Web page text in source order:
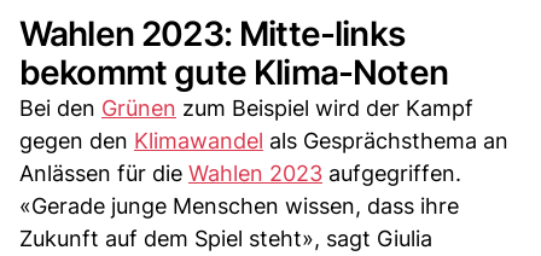
Wahlen 2023: Mitte-links
bekommt gute Klima-Noten
Bei den Grünen zum Beispiel wird der Kampf
gegen den Klimawandel als Gesprächsthema an
Anlässen für die Wahlen 2023 aufgegriffen.
«Gerade junge Menschen wissen, dass ihre
Zukunft auf dem Spiel steht», sagt Giulia